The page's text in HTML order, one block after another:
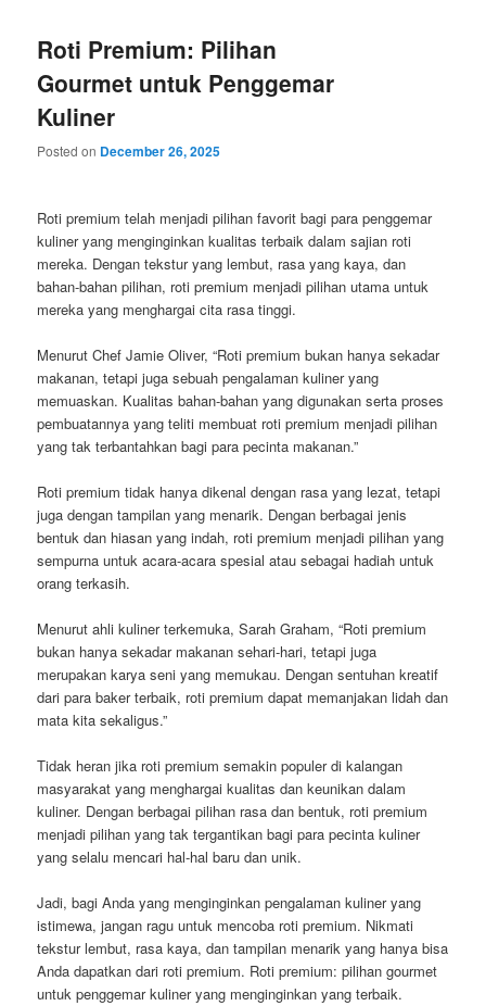
Roti Premium: Pilihan
Gourmet untuk Penggemar
Kuliner
Posted on December 26, 2025
Roti premium telah menjadi pilihan favorit bagi para penggemar
kuliner yang menginginkan kualitas terbaik dalam sajian roti
mereka. Dengan tekstur yang lembut, rasa yang kaya, dan
bahan-bahan pilihan, roti premium menjadi pilihan utama untuk
mereka yang menghargai cita rasa tinggi.
Menurut Chef Jamie Oliver, “Roti premium bukan hanya sekadar
makanan, tetapi juga sebuah pengalaman kuliner yang
memuaskan. Kualitas bahan-bahan yang digunakan serta proses
pembuatannya yang teliti membuat roti premium menjadi pilihan
yang tak terbantahkan bagi para pecinta makanan.”
Roti premium tidak hanya dikenal dengan rasa yang lezat, tetapi
juga dengan tampilan yang menarik. Dengan berbagai jenis
bentuk dan hiasan yang indah, roti premium menjadi pilihan yang
sempurna untuk acara-acara spesial atau sebagai hadiah untuk
orang terkasih.
Menurut ahli kuliner terkemuka, Sarah Graham, “Roti premium
bukan hanya sekadar makanan sehari-hari, tetapi juga
merupakan karya seni yang memukau. Dengan sentuhan kreatif
dari para baker terbaik, roti premium dapat memanjakan lidah dan
mata kita sekaligus.”
Tidak heran jika roti premium semakin populer di kalangan
masyarakat yang menghargai kualitas dan keunikan dalam
kuliner. Dengan berbagai pilihan rasa dan bentuk, roti premium
menjadi pilihan yang tak tergantikan bagi para pecinta kuliner
yang selalu mencari hal-hal baru dan unik.
Jadi, bagi Anda yang menginginkan pengalaman kuliner yang
istimewa, jangan ragu untuk mencoba roti premium. Nikmati
tekstur lembut, rasa kaya, dan tampilan menarik yang hanya bisa
Anda dapatkan dari roti premium. Roti premium: pilihan gourmet
untuk penggemar kuliner yang menginginkan yang terbaik.